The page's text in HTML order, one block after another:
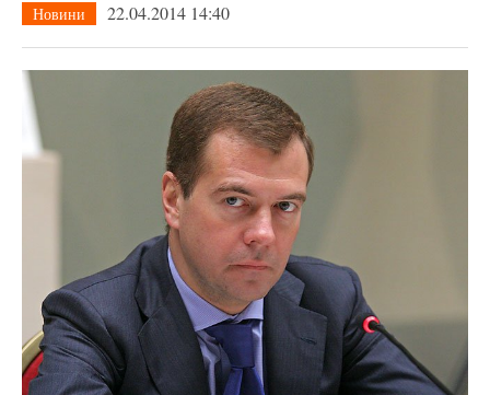
Новини 22.04.2014 14:40